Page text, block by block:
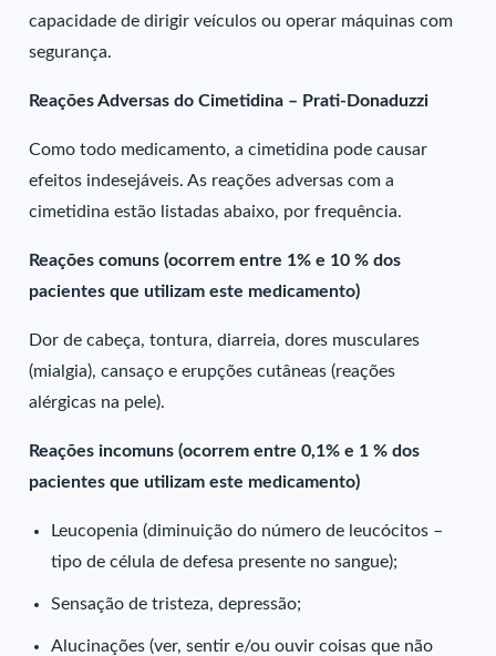
capacidade de dirigir veículos ou operar máquinas com
segurança.
Reações Adversas do Cimetidina – Prati-Donaduzzi
Como todo medicamento, a cimetidina pode causar
efeitos indesejáveis. As reações adversas com a
cimetidina estão listadas abaixo, por frequência.
Reações comuns (ocorrem entre 1% e 10 % dos
pacientes que utilizam este medicamento)
Dor de cabeça, tontura, diarreia, dores musculares
(mialgia), cansaço e erupções cutâneas (reações
alérgicas na pele).
Reações incomuns (ocorrem entre 0,1% e 1 % dos
pacientes que utilizam este medicamento)
Leucopenia (diminuição do número de leucócitos –
tipo de célula de defesa presente no sangue);
Sensação de tristeza, depressão;
Alucinações (ver, sentir e/ou ouvir coisas que não